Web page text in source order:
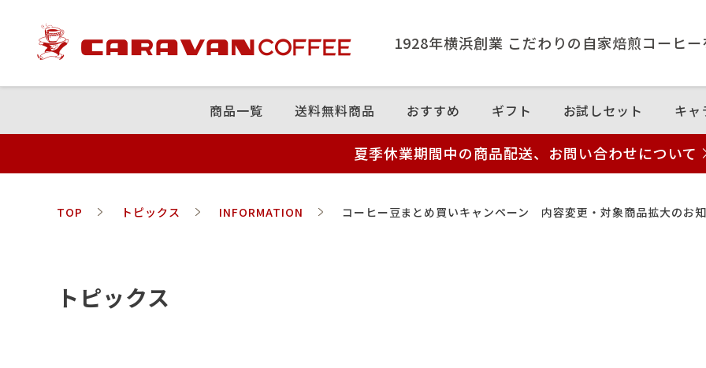
1928年横浜創業 こだわりの⾃家焙煎コーヒ
商品⼀覧 送料無料商品 おすすめ ギフト お試しセット キャ
夏季休業期間中の商品配送、お問い合わせについて
TOP トピックス INFORMATION コーヒー豆まとめ買いキャンペーン 内容変更・対象商品拡大のお
トピックス